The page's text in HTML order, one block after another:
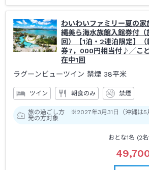
わいわいファミリー夏の家
縄美ら海水族館入館券付（
回）【1泊・2連泊限定】（
券7，000円相当付♪／こ
在中1回
ラグーンビューツイン 禁煙 38平米
ツイン 朝食のみ 禁煙
旅の過ごし方 ※2027年3月31日（沖縄は5
発の方対象
おとな1名 (2